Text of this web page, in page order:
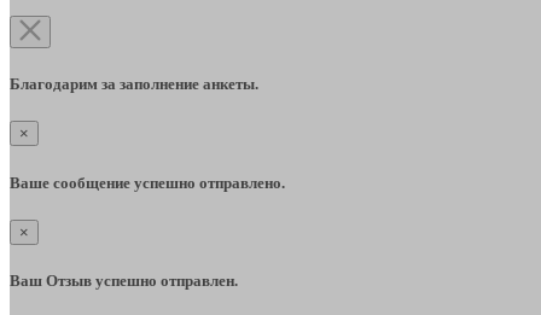
Благодарим за заполнение анкеты.
×
Ваше сообщение успешно отправлено.
×
Ваш Отзыв успешно отправлен.